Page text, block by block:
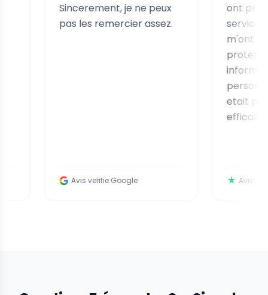
Sincerement, je ne peux
pas les remercier assez.
Avis verifie Google
ont propose
services
m'ont guidee
proteger mes
informations
personnelles.
etait
efficace.
Avis verifie